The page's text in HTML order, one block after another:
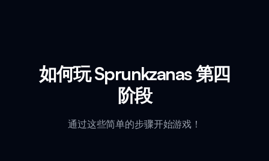
如何玩 Sprunkzanas 第四
阶段
通过这些简单的步骤开始游戏！